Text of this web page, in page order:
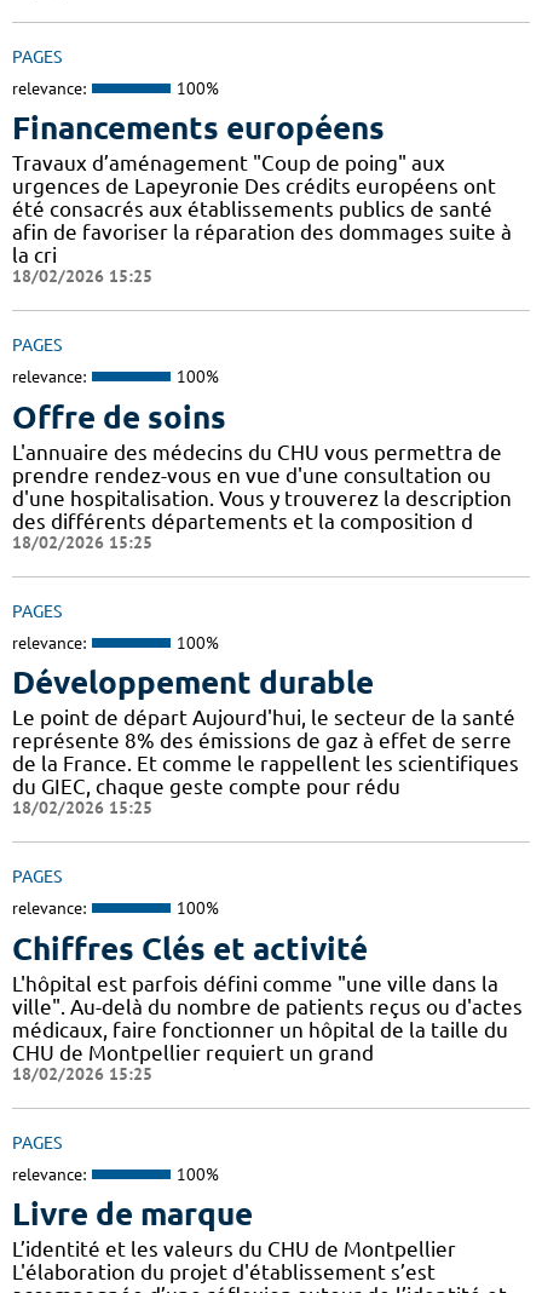
PAGES
relevance: 100%
Financements européens
Travaux d’aménagement "Coup de poing" aux
urgences de Lapeyronie Des crédits européens ont
été consacrés aux établissements publics de santé
afin de favoriser la réparation des dommages suite à
la cri
18/02/2026 15:25
PAGES
relevance: 100%
Offre de soins
L'annuaire des médecins du CHU vous permettra de
prendre rendez-vous en vue d'une consultation ou
d'une hospitalisation. Vous y trouverez la description
des différents départements et la composition d
18/02/2026 15:25
PAGES
relevance: 100%
Développement durable
Le point de départ Aujourd'hui, le secteur de la santé
représente 8% des émissions de gaz à effet de serre
de la France. Et comme le rappellent les scientifiques
du GIEC, chaque geste compte pour rédu
18/02/2026 15:25
PAGES
relevance: 100%
Chiffres Clés et activité
L'hôpital est parfois défini comme "une ville dans la
ville". Au-delà du nombre de patients reçus ou d'actes
médicaux, faire fonctionner un hôpital de la taille du
CHU de Montpellier requiert un grand
18/02/2026 15:25
PAGES
relevance: 100%
Livre de marque
L’identité et les valeurs du CHU de Montpellier
L'élaboration du projet d'établissement s’est